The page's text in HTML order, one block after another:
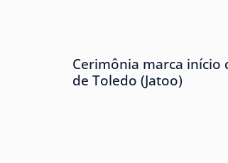
Cerimônia marca início
de Toledo (Jatoo)